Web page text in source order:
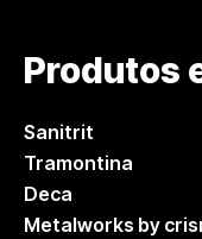
Produtos
Sanitrit
Tramontina
Deca
Metalworks by